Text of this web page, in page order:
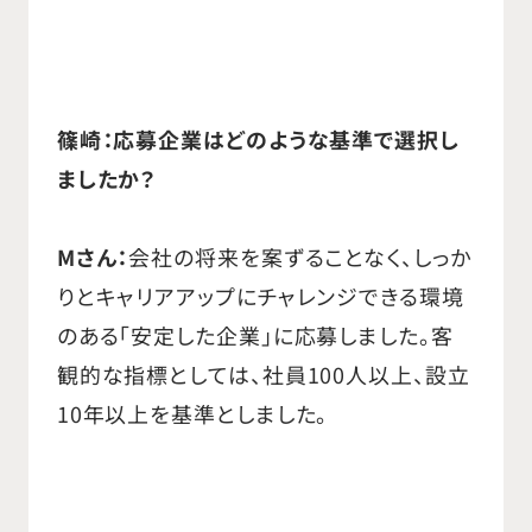
篠崎：応募企業はどのような基準で選択し
ましたか？
Mさん：会社の将来を案ずることなく、しっか
りとキャリアアップにチャレンジできる環境
のある「安定した企業」に応募しました。客
観的な指標としては、社員100人以上、設立
10年以上を基準としました。